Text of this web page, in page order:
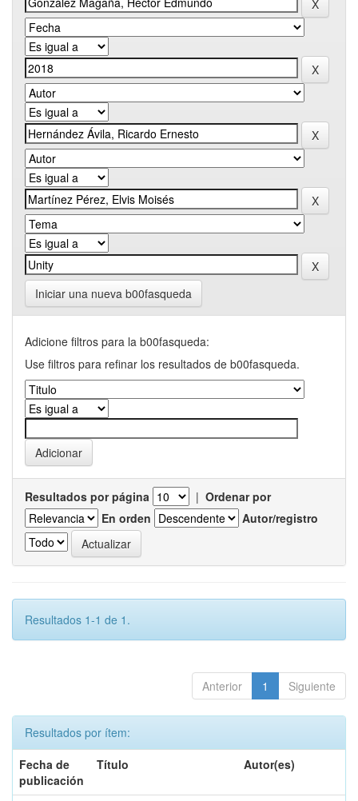
Iniciar una nueva b00fasqueda
Adicione filtros para la b00fasqueda:
Use filtros para refinar los resultados de b00fasqueda.
Resultados por página | Ordenar por
En orden
Autor/registro
Resultados 1-1 de 1.
Anterior 1 Siguiente
Resultados por ítem:
Fecha de
publicación
Título Autor(es)